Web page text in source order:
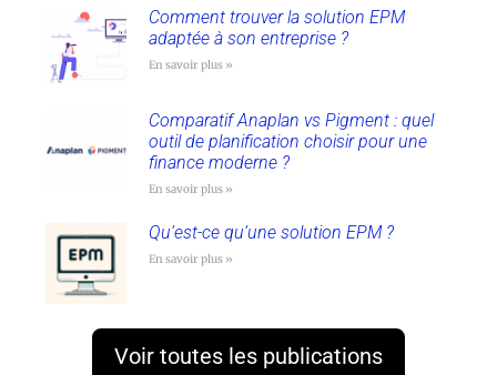
Comment trouver la solution EPM
adaptée à son entreprise ?
En savoir plus »
Comparatif Anaplan vs Pigment : quel
outil de planification choisir pour une
finance moderne ?
En savoir plus »
Qu’est-ce qu’une solution EPM ?
En savoir plus »
Voir toutes les publications